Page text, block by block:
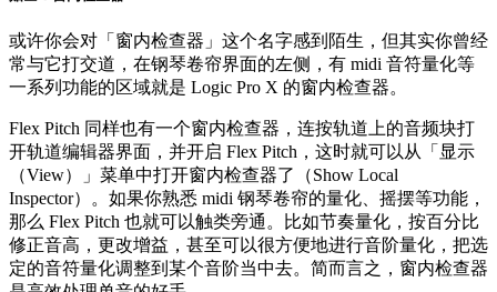
或许你会对「窗内检查器」这个名字感到陌生，但其实你曾经
常与它打交道，在钢琴卷帘界面的左侧，有 midi 音符量化等
一系列功能的区域就是 Logic Pro X 的窗内检查器。
Flex Pitch 同样也有一个窗内检查器，连按轨道上的音频块打
开轨道编辑器界面，并开启 Flex Pitch，这时就可以从「显示
（View）」菜单中打开窗内检查器了（Show Local
Inspector）。如果你熟悉 midi 钢琴卷帘的量化、摇摆等功能，
那么 Flex Pitch 也就可以触类旁通。比如节奏量化，按百分比
修正音高，更改增益，甚至可以很方便地进行音阶量化，把选
定的音符量化调整到某个音阶当中去。简而言之，窗内检查器